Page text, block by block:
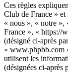
Ces règles
Club de France » et
« nous », « notre
France », « https://
(désigné ci-après
« www.phpbb.com
utilisent les
(désignées ci-après